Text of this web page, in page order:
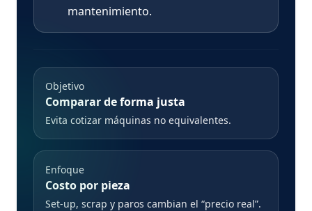
mantenimiento.
Objetivo
Comparar de forma justa
Evita cotizar máquinas no equivalentes.
Enfoque
Costo por pieza
Set-up, scrap y paros cambian el “precio real”.